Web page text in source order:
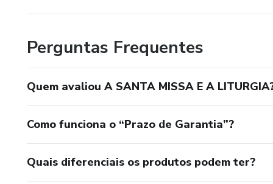
Perguntas Frequentes
Quem avaliou A SANTA MISSA E A
Como funciona o “Prazo de Garantia”?
Quais diferenciais os produtos podem ter?